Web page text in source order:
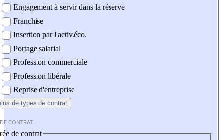
Engagement à servir dans la réserve
Franchise
Insertion par l'activ.éco.
Portage salarial
Profession commerciale
Profession libérale
Reprise d'entreprise
de types de contrat
CONTRAT
de contrat